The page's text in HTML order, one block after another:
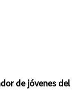
de jóvenes del